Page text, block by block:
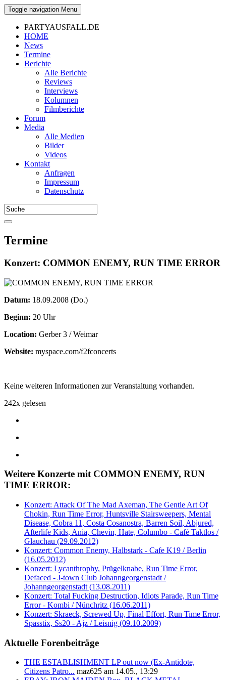
Toggle navigation Menu
PARTYAUSFALL.DE
HOME
News
Termine
Berichte
Alle Berichte
Reviews
Interviews
Kolumnen
Filmberichte
Forum
Media
Alle Medien
Bilder
Videos
Kontakt
Anfragen
Impressum
Datenschutz
Termine
Konzert: COMMON ENEMY, RUN TIME ERROR
Datum: 18.09.2008 (Do.)
Beginn: 20 Uhr
Location: Gerber 3 / Weimar
Website: myspace.com/f2fconcerts
Keine weiteren Informationen zur Veranstaltung vorhanden.
242x gelesen
Weitere Konzerte mit COMMON ENEMY, RUN
TIME ERROR:
Konzert: Attack Of The Mad Axeman, The Gentle Art Of
Chokin, Run Time Error, Huntsville Stairsweepers, Mental
Disease, Cobra 11, Costa Cosanostra, Barren Soil, Abjured,
Afterlife Kids, Ania, Chevin, Hate, Columbo - Café Taktlos /
Glauchau (29.09.2012)
Konzert: Common Enemy, Halbstark - Cafe K19 / Berlin
(16.05.2012)
Konzert: Lycanthrophy, Prügelknabe, Run Time Error,
Defaced - J-town Club Johanngeorgenstadt /
Johanngeorgenstadt (13.08.2011)
Konzert: Total Fucking Destruction, Idiots Parade, Run Time
Error - Kombi / Nünchritz (16.06.2011)
Konzert: Skraeck, Screwed Up, Final Effort, Run Time Error,
Spasstix, Ss20 - Ajz / Leisnig (09.10.2009)
Aktuelle Forenbeiträge
THE ESTABLISHMENT LP out now (Ex-Antidote,
Citizens Patro... maz625 am 14.05., 13:29